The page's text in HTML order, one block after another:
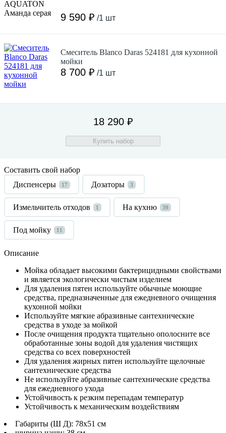
9 590 ₽ /1 шт
Смеситель Blanco Daras 524181 для кухонной
мойки
8 700 ₽ /1 шт
18 290 ₽
Купить набор
Составить свой набор
Диспенсеры
17 Дозаторы 3
Измельчитель отходов 1 На кухню 39
Под мойку 11
Описание
Мойка обладает высокими бактерицидными свойствами
и является экологически чистым изделием
Для удаления пятен используйте обычные моющие
средства, предназначенные для ежедневного очищения
кухонной мойки
Используйте мягкие абразивные сантехнические
средства в уходе за мойкой
После очищения продукта тщательно ополосните все
обработанные зоны водой для удаления чистящих
средства со всех поверхностей
Для удаления жирных пятен используйте щелочные
сантехнические средства
Не используйте абразивные сантехнические средства
для ежедневного ухода
Устойчивость к резким перепадам температур
Устойчивость к механическим воздействиям
Габариты (Ш Д): 78x51 см